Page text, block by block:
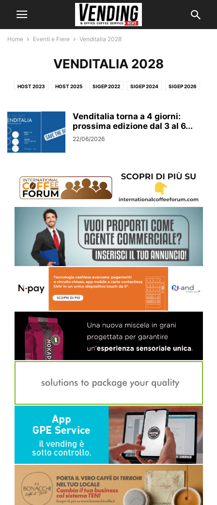
Home Eventi e Fiere Venditalia 2028
VENDITALIA 2028
HOST 2023 HOST 2025 SIGEP 2022 SIGEP 2024 SIGEP 2026
VENDITALIA 2026
Venditalia torna a 4 giorni:
prossima edizione dal 3 al 6...
22/06/2026